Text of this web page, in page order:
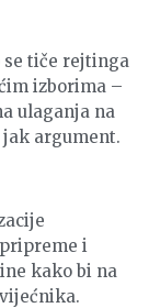
tiče rejtinga
izborima –
ulaganja na
argument.
i
kako bi na